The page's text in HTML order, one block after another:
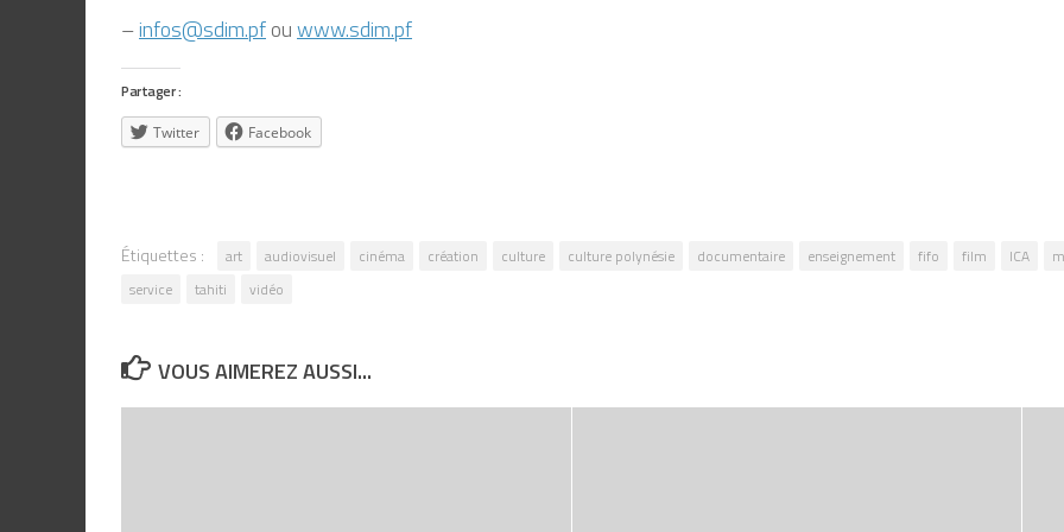
–infos@sdim.pfouwww.sdim.pf
Partager :
Twitter Facebook
Étiquettes : art audiovisuel cinéma création culture culture polynésie documentaire enseignement fifo film ICA
service
tahiti vidéo
VOUS AIMEREZ AUSSI...